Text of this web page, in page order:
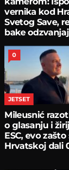
vernika kod
Svetog Save,
bake
0
JETSET
Mileusnić
o glasanju i
ESC, evo zašto
Hrvatskoj dali